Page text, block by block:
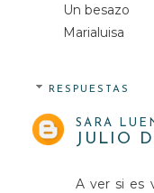
Un besazo
Marialuisa
RESPUESTAS
SARA
JULIO
A ver si es